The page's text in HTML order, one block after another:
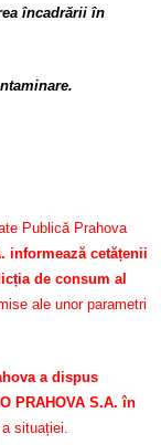
încadrării în
Publică Prahova
informează cetățenii
de consum al
ale unor parametri
a dispus
PRAHOVA S.A. în
situației.